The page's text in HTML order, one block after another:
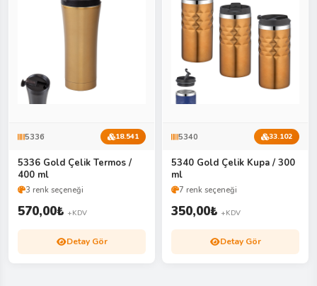
5336 18.541
5336 Gold Çelik Termos /
400 ml
3 renk seçeneği
570,00₺ +KDV
Detay Gör
5340 33.102
5340 Gold Çelik Kupa / 300
ml
7 renk seçeneği
350,00₺ +KDV
Detay Gör